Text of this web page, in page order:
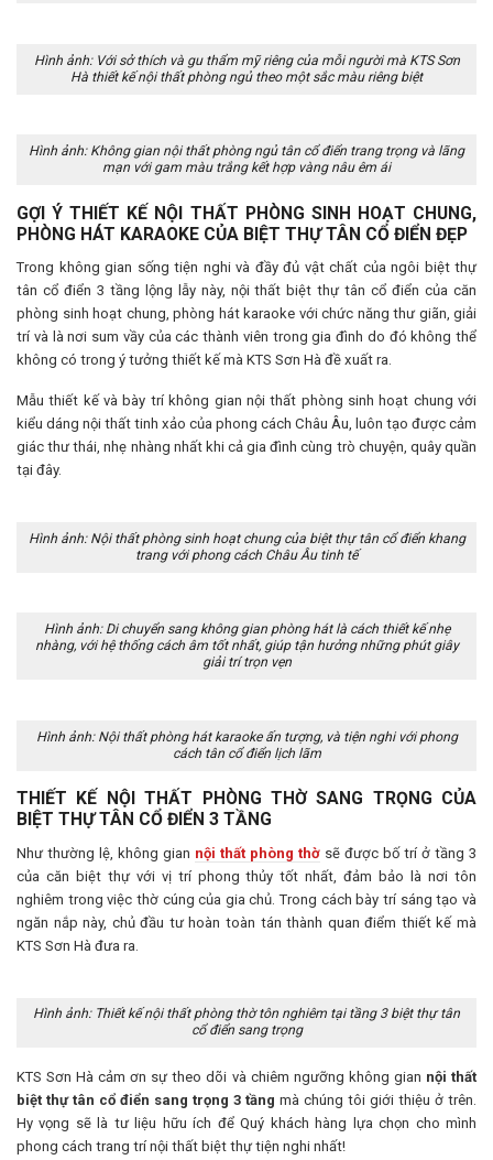
Hình ảnh: Với sở thích và gu thẩm mỹ riêng của mỗi người mà KTS Sơn
Hà thiết kế nội thất phòng ngủ theo một sắc màu riêng biệt
Hình ảnh: Không gian nội thất phòng ngủ tân cổ điển trang trọng và lãng
mạn với gam màu trắng kết hợp vàng nâu êm ái
GỢI Ý THIẾT KẾ NỘI THẤT PHÒNG SINH HOẠT CHUNG,
PHÒNG HÁT KARAOKE CỦA BIỆT THỰ TÂN CỔ ĐIỂN ĐẸP
Trong không gian sống tiện nghi và đầy đủ vật chất của ngôi biệt thự
tân cổ điển 3 tầng lộng lẫy này, nội thất biệt thự tân cổ điển của căn
phòng sinh hoạt chung, phòng hát karaoke với chức năng thư giãn, giải
trí và là nơi sum vầy của các thành viên trong gia đình do đó không thể
không có trong ý tưởng thiết kế mà KTS Sơn Hà đề xuất ra.
Mẫu thiết kế và bày trí không gian nội thất phòng sinh hoạt chung với
kiểu dáng nội thất tinh xảo của phong cách Châu Âu, luôn tạo được cảm
giác thư thái, nhẹ nhàng nhất khi cả gia đình cùng trò chuyện, quây quần
tại đây.
Hình ảnh: Nội thất phòng sinh hoạt chung của biệt thự tân cổ điển khang
trang với phong cách Châu Âu tinh tế
Hình ảnh: Di chuyển sang không gian phòng hát là cách thiết kế nhẹ
nhàng, với hệ thống cách âm tốt nhất, giúp tận hưởng những phút giây
giải trí trọn vẹn
Hình ảnh: Nội thất phòng hát karaoke ấn tượng, và tiện nghi với phong
cách tân cổ điển lịch lãm
THIẾT KẾ NỘI THẤT PHÒNG THỜ SANG TRỌNG CỦA
BIỆT THỰ TÂN CỔ ĐIỂN 3 TẦNG
Như thường lệ, không gian nội thất phòng thờ sẽ được bố trí ở tầng 3
của căn biệt thự với vị trí phong thủy tốt nhất, đảm bảo là nơi tôn
nghiêm trong việc thờ cúng của gia chủ. Trong cách bày trí sáng tạo và
ngăn nắp này, chủ đầu tư hoàn toàn tán thành quan điểm thiết kế mà
KTS Sơn Hà đưa ra.
Hình ảnh: Thiết kế nội thất phòng thờ tôn nghiêm tại tầng 3 biệt thự tân
cổ điển sang trọng
KTS Sơn Hà cảm ơn sự theo dõi và chiêm ngưỡng không gian nội thất
biệt thự tân cổ điển sang trọng 3 tầng mà chúng tôi giới thiệu ở trên.
Hy vọng sẽ là tư liệu hữu ích để Quý khách hàng lựa chọn cho mình
phong cách trang trí nội thất biệt thự tiện nghi nhất!